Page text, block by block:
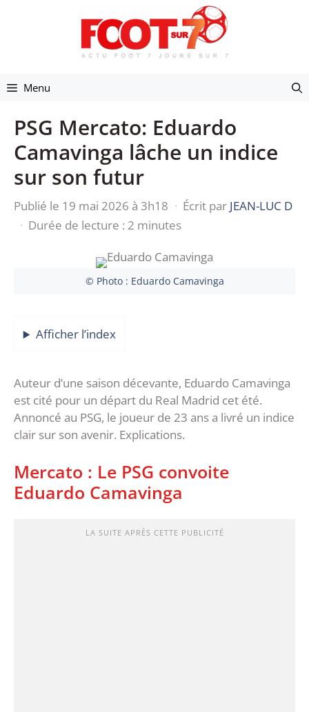
Menu
PSG Mercato: Eduardo
Camavinga lâche un indice
sur son futur
Publié le 19 mai 2026 à 3h18 · Écrit par JEAN-LUC D
· Durée de lecture : 2 minutes
© Photo : Eduardo Camavinga
Afficher l’index
Auteur d’une saison décevante, Eduardo Camavinga
est cité pour un départ du Real Madrid cet été.
Annoncé au PSG, le joueur de 23 ans a livré un indice
clair sur son avenir. Explications.
Mercato : Le PSG convoite
Eduardo Camavinga
LA SUITE APRÈS CETTE PUBLICITÉ